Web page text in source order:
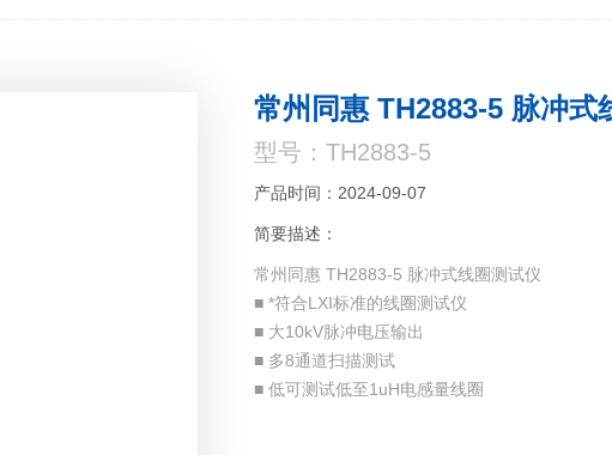
常州同惠 TH2883-5 脉冲式
型号：TH2883-5
产品时间：2024-09-07
简要描述：
常州同惠 TH2883-5 脉冲式线圈测试仪
■ *符合LXI标准的线圈测试仪
■ 大10kV脉冲电压输出
■ 多8通道扫描测试
■ 低可测试低至1uH电感量线圈